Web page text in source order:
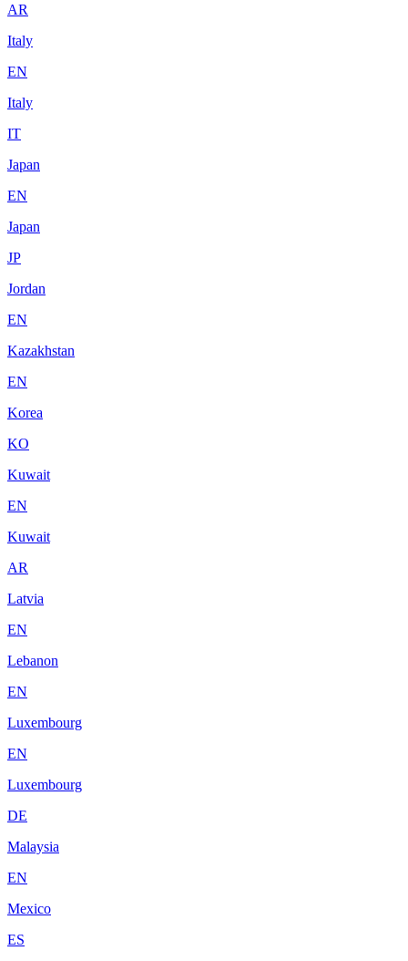
AR
Italy
EN
Italy
IT
Japan
EN
Japan
JP
Jordan
EN
Kazakhstan
EN
Korea
KO
Kuwait
EN
Kuwait
AR
Latvia
EN
Lebanon
EN
Luxembourg
EN
Luxembourg
DE
Malaysia
EN
Mexico
ES